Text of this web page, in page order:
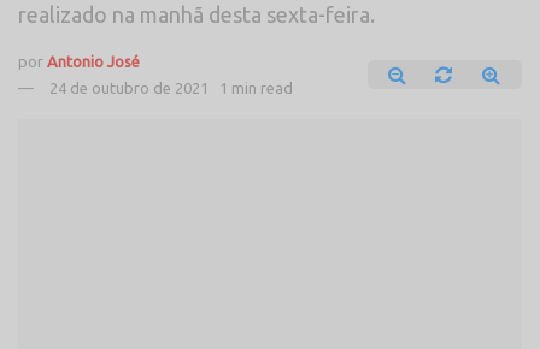
realizado na manhã desta sexta-feira.
por Antonio José
24 de outubro de 2021
1 min read